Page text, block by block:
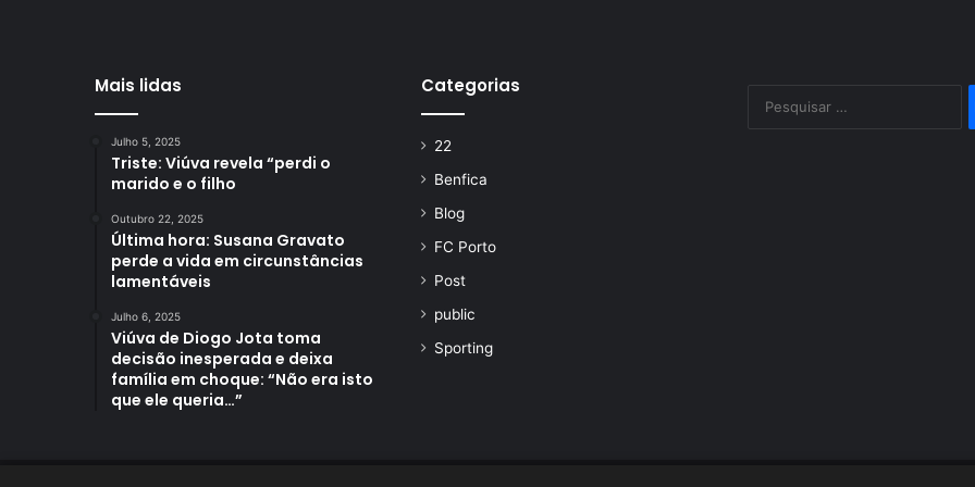
Mais lidas
Julho 5, 2025
Triste: Viúva revela “perdi o
marido e o filho
Outubro 22, 2025
Última hora: Susana Gravato
perde a vida em circunstâncias
lamentáveis
Julho 6, 2025
Viúva de Diogo Jota toma
decisão inesperada e deixa
família em choque: “Não era isto
que ele queria…”
Categorias
22
Benfica
Blog
FC Porto
Post
public
Sporting